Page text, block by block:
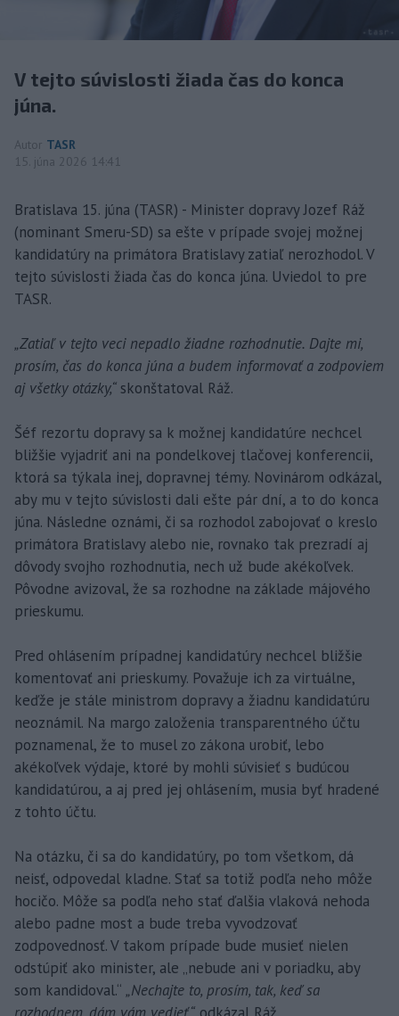
V tejto súvislosti žiada čas do konca
júna.
Autor TASR
15. júna 2026 14:41
Bratislava 15. júna (TASR) - Minister dopravy Jozef Ráž
(nominant Smeru-SD) sa ešte v prípade svojej možnej
kandidatúry na primátora Bratislavy zatiaľ nerozhodol. V
tejto súvislosti žiada čas do konca júna. Uviedol to pre
TASR.
„Zatiaľ v tejto veci nepadlo žiadne rozhodnutie. Dajte mi,
prosím, čas do konca júna a budem informovať a zodpoviem
aj všetky otázky,“ skonštatoval Ráž.
Šéf rezortu dopravy sa k možnej kandidatúre nechcel
bližšie vyjadriť ani na pondelkovej tlačovej konferencii,
ktorá sa týkala inej, dopravnej témy. Novinárom odkázal,
aby mu v tejto súvislosti dali ešte pár dní, a to do konca
júna. Následne oznámi, či sa rozhodol zabojovať o kreslo
primátora Bratislavy alebo nie, rovnako tak prezradí aj
dôvody svojho rozhodnutia, nech už bude akékoľvek.
Pôvodne avizoval, že sa rozhodne na základe májového
prieskumu.
Pred ohlásením prípadnej kandidatúry nechcel bližšie
komentovať ani prieskumy. Považuje ich za virtuálne,
keďže je stále ministrom dopravy a žiadnu kandidatúru
neoznámil. Na margo založenia transparentného účtu
poznamenal, že to musel zo zákona urobiť, lebo
akékoľvek výdaje, ktoré by mohli súvisieť s budúcou
kandidatúrou, a aj pred jej ohlásením, musia byť hradené
z tohto účtu.
Na otázku, či sa do kandidatúry, po tom všetkom, dá
neisť, odpovedal kladne. Stať sa totiž podľa neho môže
hocičo. Môže sa podľa neho stať ďalšia vlaková nehoda
alebo padne most a bude treba vyvodzovať
zodpovednosť. V takom prípade bude musieť nielen
odstúpiť ako minister, ale „nebude ani v poriadku, aby
som kandidoval.“ „Nechajte to, prosím, tak, keď sa